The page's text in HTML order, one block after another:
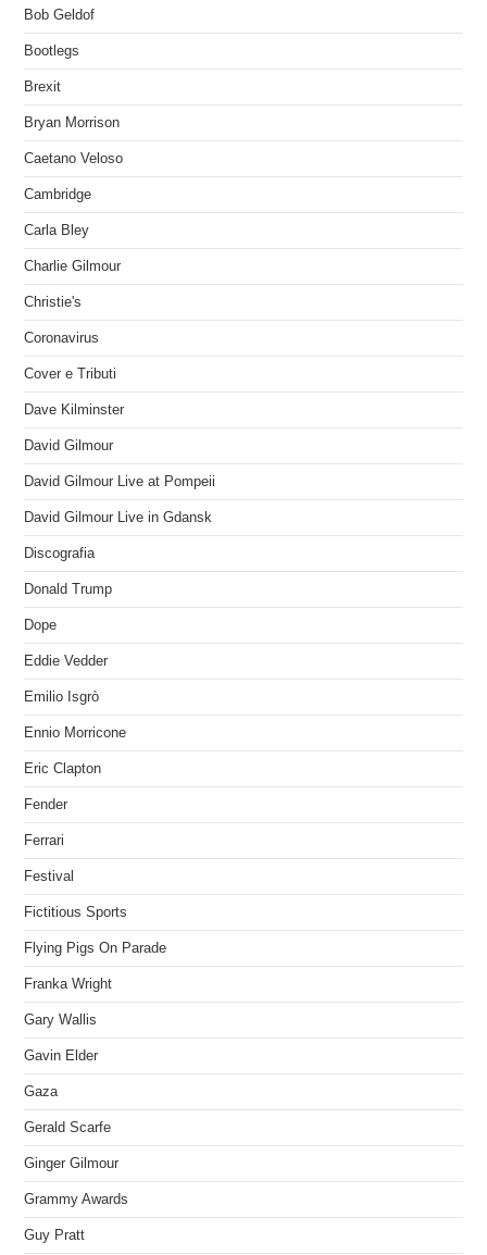
Bob Geldof
Bootlegs
Brexit
Bryan Morrison
Caetano Veloso
Cambridge
Carla Bley
Charlie Gilmour
Christie's
Coronavirus
Cover e Tributi
Dave Kilminster
David Gilmour
David Gilmour Live at Pompeii
David Gilmour Live in Gdansk
Discografia
Donald Trump
Dope
Eddie Vedder
Emilio Isgrò
Ennio Morricone
Eric Clapton
Fender
Ferrari
Festival
Fictitious Sports
Flying Pigs On Parade
Franka Wright
Gary Wallis
Gavin Elder
Gaza
Gerald Scarfe
Ginger Gilmour
Grammy Awards
Guy Pratt